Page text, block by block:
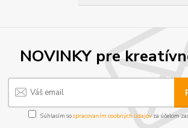
NOVINKY pre
Súhlasím sospracovaním osobných údajov za účelom